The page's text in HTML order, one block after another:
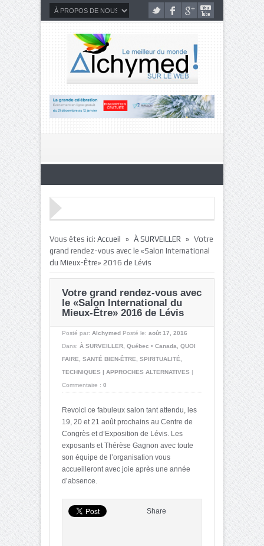
Vous êtes ici: Accueil » À SURVEILLER » Votre
grand rendez-vous avec le «Salon International
du Mieux-Être» 2016 de Lévis
Votre grand rendez-vous avec
le «Salon International du
Mieux-Être» 2016 de Lévis
Posté par: Alchymed Posté le: août 17, 2016
Dans: À SURVEILLER Québec • Canada
QUOI
FAIRE
SANTÉ BIEN-ÊTRE SPIRITUALITÉ
TECHNIQUES | APPROCHES ALTERNATIVES |
Commentaire : 0
Revoici ce fabuleux salon tant attendu, les
19, 20 et 21 août prochains au Centre de
Congrès et d’Exposition de Lévis. Les
exposants et Thérèse Gagnon avec toute
son équipe de l’organisation vous
accueilleront avec joie après une année
d’absence.
Share